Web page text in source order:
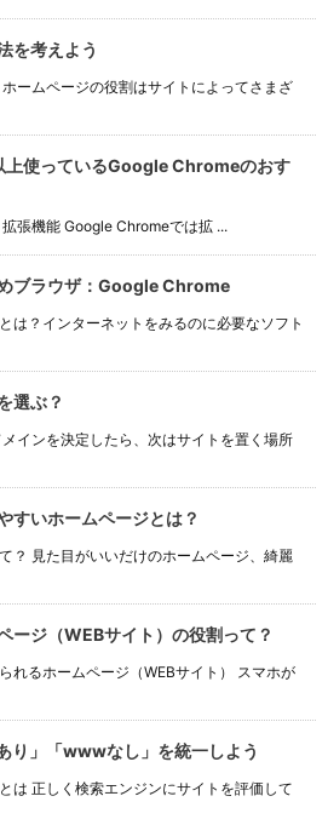
を考えよう
ームページの役割はサイトによってさまざ
上使っているGoogle Chromeのおす
張機能 Google Chromeでは拡 ...
ブラウザ：Google Chrome
は？インターネットをみるのに必要なソフト
選ぶ？
インを決定したら、次はサイトを置く場所
すいホームページとは？
？ 見た目がいいだけのホームページ、綺麗
ージ（WEBサイト）の役割って？
れるホームページ（WEBサイト） スマホが
り」「wwwなし」を統一しよう
は 正しく検索エンジンにサイトを評価して